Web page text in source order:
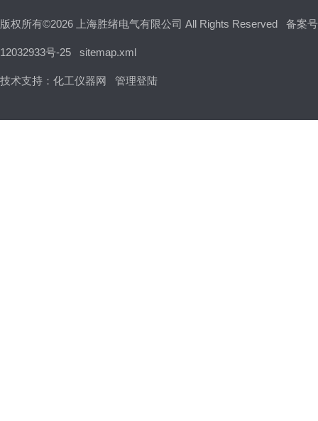
版权所有©2026 上海胜绪电气有限公司 All Rights Reserved 备案
12032933号-25 sitemap.xml
技术支持： 化工仪器网 管理登陆